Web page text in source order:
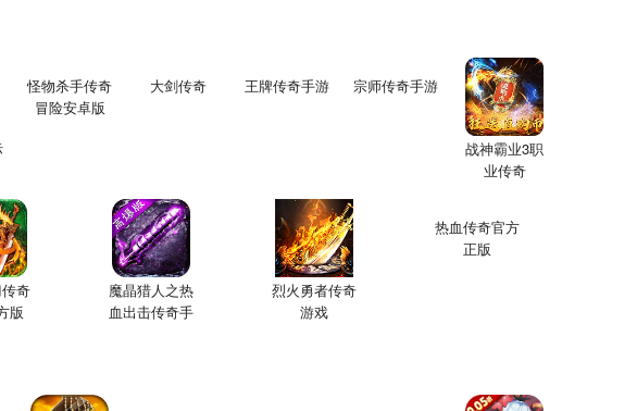
怪物杀手传奇
冒险安卓版
大剑传奇 王牌传奇手游 宗师传奇手游
战神霸业3职
业传奇
奇
版
魔晶猎人之热
血出击传奇手
烈火勇者传奇
游戏
热血传奇官方
正版